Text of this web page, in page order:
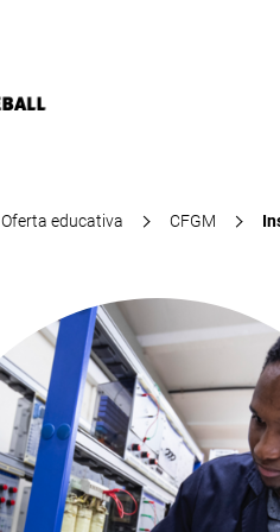
Oferta educativa CFGM